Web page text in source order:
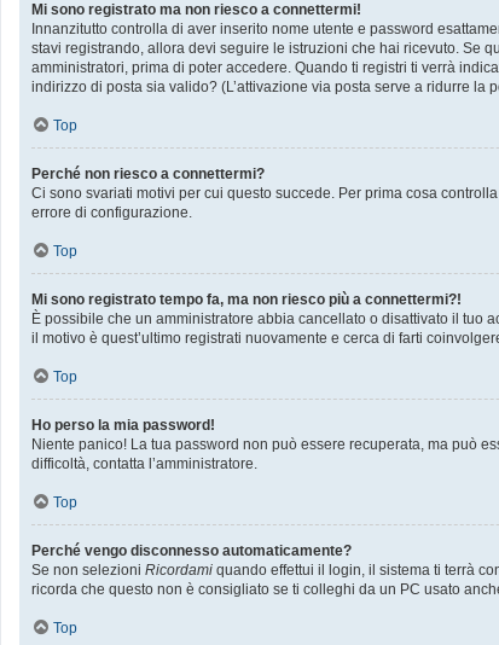
Mi sono registrato ma non riesco a connettermi!
Innanzitutto controlla di aver inserito nome utente e password
stavi registrando, allora devi seguire le istruzioni che hai ricevuto. Se
amministratori, prima di poter accedere. Quando ti registri ti verrà
indirizzo di posta sia valido? (L’attivazione via posta serve a ridurre
Top
Perché non riesco a connettermi?
Ci sono svariati motivi per cui questo succede. Per prima cosa
errore di configurazione.
Top
Mi sono registrato tempo fa, ma non riesco più a connettermi?!
È possibile che un amministratore abbia cancellato o disattivato il tuo
il motivo è quest’ultimo registrati nuovamente e cerca di farti
Top
Ho perso la mia password!
Niente panico! La tua password non può essere recuperata, ma può
difficoltà, contatta l’amministratore.
Top
Perché vengo disconnesso automaticamente?
Se non selezioni Ricordami quando effettui il login, il sistema ti terrà
ricorda che questo non è consigliato se ti colleghi da un PC usato
Top